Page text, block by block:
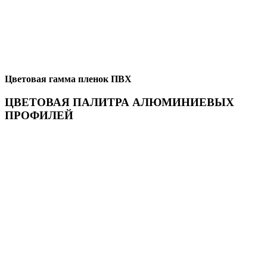
Цветовая гамма пленок ПВХ
ЦВЕТОВАЯ ПАЛИТРА АЛЮМИНИЕВЫХ
ПРОФИЛЕЙ